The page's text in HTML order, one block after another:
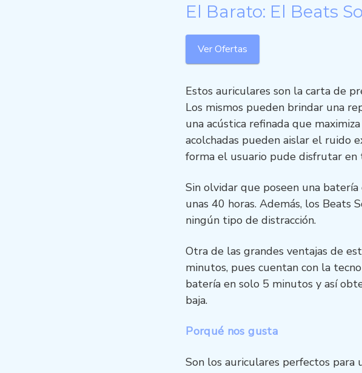
El Barato: El Beats
Ver Ofertas
Estos auriculares son la carta de
Los mismos pueden brindar una
una acústica refinada que
acolchadas pueden aislar el ruido
forma el usuario pude disfrutar
Sin olvidar que poseen una
unas 40 horas. Además, los Beats
ningún tipo de distracción.
Otra de las grandes ventajas de
minutos, pues cuentan con la
batería en solo 5 minutos y así
baja.
Porqué nos gusta
Son los auriculares perfectos para